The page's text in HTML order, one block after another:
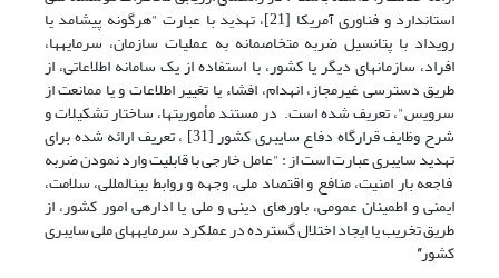
استاندارد و فناوری آمریکا [21]، تهدید با عبارت "هرگونه پیشامد یا
رویداد با پتانسیل ضربه متخاصمانه به عملیات سازمان، سرمایه­ها،
افراد، سازمان­های دیگر یا کشور، با استفاده از یک سامانه اطلاعاتی، از
طریق دسترسی غیرمجاز، انهدام، افشاء یا تغییر اطلاعات و یا ممانعت از
سرویس"، تعریف شده است. در مستند مأموریت­ها، ساختار تشکیلات و
شرح وظایف قرارگاه دفاع سایبری کشور [31] ، تعریف ارائه شده برای
تهدید سایبری عبارت است از : "عامل خارجی با قابلیت وارد نمودن ضربه
فاجعه بار امنیت، منافع و اقتصاد ملی، وجهه و روابط بین­المللی، سلامت،
ایمنی و اطمینان عمومی، باورهای دینی و ملی یا اداره­ی امور کشور، از
طریق تخریب یا ایجاد اختلال گسترده در عملکرد سرمایه­های ملی سایبری
کشور"